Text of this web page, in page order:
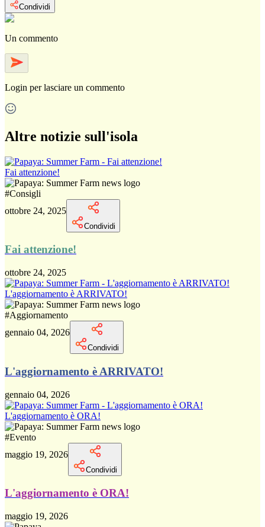
Condividi
Un commento
Login per lasciare un commento
Altre notizie sull'isola
Fai attenzione!
#Consigli
ottobre 24, 2025
Condividi
Fai attenzione!
ottobre 24, 2025
L'aggiornamento è ARRIVATO!
#Aggiornamento
gennaio 04, 2026
Condividi
L'aggiornamento è ARRIVATO!
gennaio 04, 2026
L'aggiornamento è ORA!
#Evento
maggio 19, 2026
Condividi
L'aggiornamento è ORA!
maggio 19, 2026